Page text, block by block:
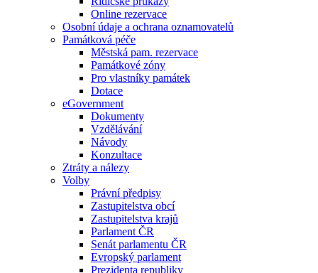
Online rezervace
Osobní údaje a ochrana oznamovatelů
Památková péče
Městská pam. rezervace
Památkové zóny
Pro vlastníky památek
Dotace
eGovernment
Dokumenty
Vzdělávání
Návody
Konzultace
Ztráty a nálezy
Volby
Právní předpisy
Zastupitelstva obcí
Zastupitelstva krajů
Parlament ČR
Senát parlamentu ČR
Evropský parlament
Prezidenta republiky